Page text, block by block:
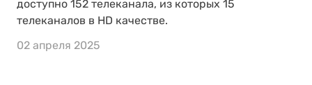
доступно 152 телеканала, из которых 15
телеканалов в HD качестве.
02 апреля 2025